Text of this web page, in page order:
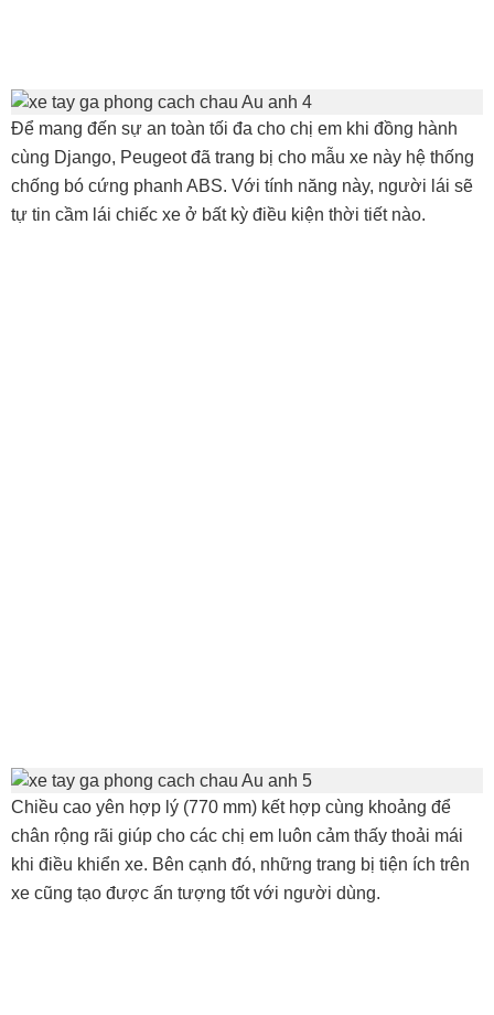
Để mang đến sự an toàn tối đa cho chị em khi đồng hành
cùng Django, Peugeot đã trang bị cho mẫu xe này hệ thống
chống bó cứng phanh ABS. Với tính năng này, người lái sẽ
tự tin cầm lái chiếc xe ở bất kỳ điều kiện thời tiết nào.
Chiều cao yên hợp lý (770 mm) kết hợp cùng khoảng để
chân rộng rãi giúp cho các chị em luôn cảm thấy thoải mái
khi điều khiển xe. Bên cạnh đó, những trang bị tiện ích trên
xe cũng tạo được ấn tượng tốt với người dùng.